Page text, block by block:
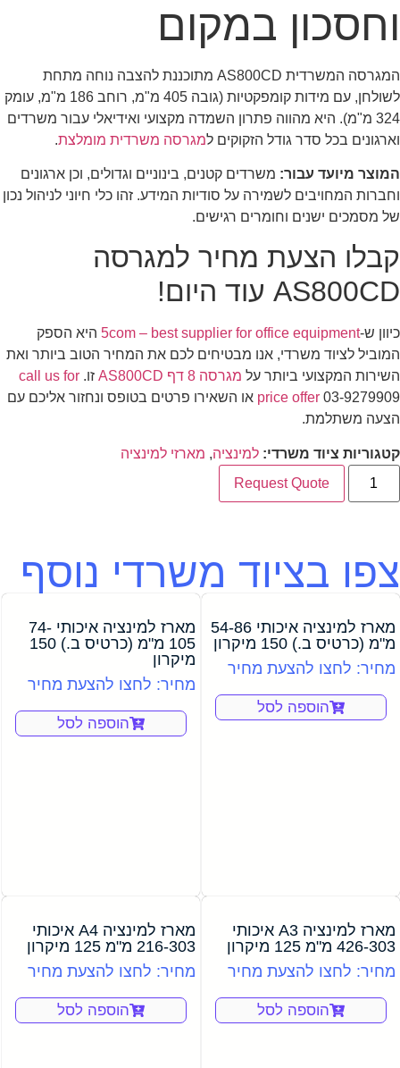
וחסכון במקום
המגרסה המשרדית AS800CD מתוכננת להצבה נוחה מתחת
לשולחן, עם מידות קומפקטיות (גובה 405 מ"מ, רוחב 186 מ"מ, עומק
324 מ"מ). היא מהווה פתרון השמדה מקצועי ואידיאלי עבור משרדים
וארגונים בכל סדר גודל הזקוקים למגרסה משרדית מומלצת.
המוצר מיועד עבור: משרדים קטנים, בינוניים וגדולים, וכן ארגונים
וחברות המחויבים לשמירה על סודיות המידע. זהו כלי חיוני לניהול נכון
של מסמכים ישנים וחומרים רגישים.
קבלו הצעת מחיר למגרסה
AS800CD עוד היום!
כיוון ש-5com – best supplier for office equipment היא הספק
המוביל לציוד משרדי, אנו מבטיחים לכם את המחיר הטוב ביותר ואת
השירות המקצועי ביותר על מגרסה 8 דף AS800CD זו. call us for
price offer 03-9279909 או השאירו פרטים בטופס ונחזור אליכם עם
הצעה משתלמת.
קטגוריות ציוד משרדי: למינציה, מארזי למינציה
Request Quote
צפו בציוד משרדי נוסף
מארז למינציה איכותי 54-86
מ"מ (כרטיס ב.) 150 מיקרון
מחיר: לחצו להצעת מחיר
הוספה לסל
מארז למינציה איכותי 74-
105 מ"מ (כרטיס ב.) 150
מיקרון
מחיר: לחצו להצעת מחיר
הוספה לסל
מארז למינציה A3 איכותי
426-303 מ"מ 125 מיקרון
מחיר: לחצו להצעת מחיר
הוספה לסל
מארז למינציה A4 איכותי
216-303 מ"מ 125 מיקרון
מחיר: לחצו להצעת מחיר
הוספה לסל